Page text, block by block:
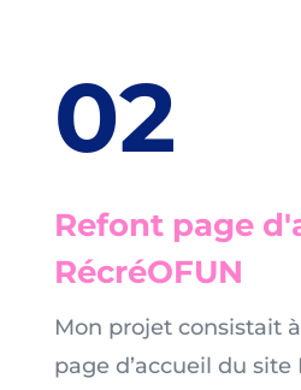
02
Refont page
RécréOFUN
Mon projet consistait
page d’accueil du site